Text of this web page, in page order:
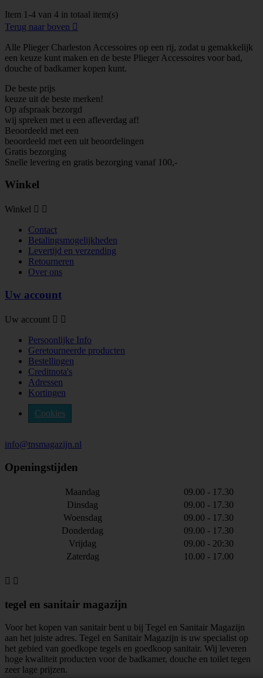
Item 1-4 van 4 in totaal item(s)
Terug naar boven 
Alle Plieger Charleston Accessoires op een rij, zodat u gemakkelijk
een keuze kunt maken en de beste Plieger Accessoires voor bad,
douche of badkamer kopen kunt.
De beste prijs
keuze uit de beste merken!
Op afspraak bezorgd
wij spreken met u een afleverdag af!
Beoordeeld met een
beoordeeld met een uit beoordelingen
Gratis bezorging
Snelle levering en gratis bezorging vanaf 100,-
Winkel
Winkel  
Contact
Betalingsmogelijkheden
Levertijd en verzending
Retourneren
Over ons
Uw account
Uw account  
Persoonlijke Info
Geretourneerde producten
Bestellingen
Creditnota's
Adressen
Kortingen
Cookies
info@tnsmagazijn.nl
Openingstijden
Maandag
09.00 - 17.30
Dinsdag
09.00 - 17.30
Woensdag
09.00 - 17.30
Donderdag
09.00 - 17.30
Vrijdag
09.00 - 20:30
Zaterdag
10.00 - 17.00
 
tegel en sanitair magazijn
Voor het kopen van sanitair bent u bij Tegel en Sanitair Magazijn
aan het juiste adres. Tegel en Sanitair Magazijn is uw specialist op
het gebied van goedkope tegels en goedkoop sanitair. Wij leveren
hoge kwaliteit producten voor de badkamer, douche en toilet tegen
zeer lage prijzen.